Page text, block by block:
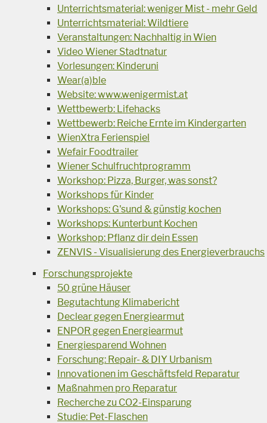
Unterrichtsmaterial: weniger Mist - mehr Geld
Unterrichtsmaterial: Wildtiere
Veranstaltungen: Nachhaltig in Wien
Video Wiener Stadtnatur
Vorlesungen: Kinderuni
Wear(a)ble
Website: www.wenigermist.at
Wettbewerb: Lifehacks
Wettbewerb: Reiche Ernte im Kindergarten
WienXtra Ferienspiel
Wefair Foodtrailer
Wiener Schulfruchtprogramm
Workshop: Pizza, Burger, was sonst?
Workshops für Kinder
Workshops: G'sund & günstig kochen
Workshops: Kunterbunt Kochen
Workshop: Pflanz dir dein Essen
ZENVIS - Visualisierung des Energieverbrauchs
Forschungsprojekte
50 grüne Häuser
Begutachtung Klimabericht
Declear gegen Energiearmut
ENPOR gegen Energiearmut
Energiesparend Wohnen
Forschung: Repair- & DIY Urbanism
Innovationen im Geschäftsfeld Reparatur
Maßnahmen pro Reparatur
Recherche zu CO2-Einsparung
Studie: Pet-Flaschen